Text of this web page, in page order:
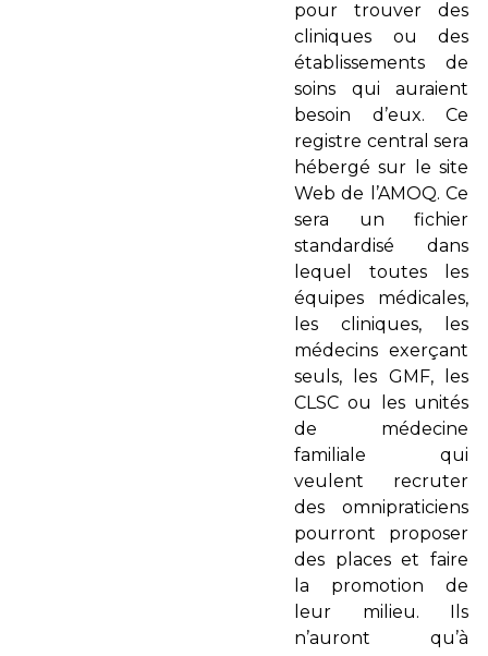
pour trouver des
cliniques ou des
établissements de
soins qui auraient
besoin d’eux. Ce
registre central sera
hébergé sur le site
Web de l’AMOQ. Ce
sera un fichier
standardisé dans
lequel toutes les
équipes médicales,
les cliniques, les
médecins exerçant
seuls, les GMF, les
CLSC ou les unités
de médecine
familiale qui
veulent recruter
des omnipraticiens
pourront proposer
des places et faire
la promotion de
leur milieu. Ils
n’auront qu’à